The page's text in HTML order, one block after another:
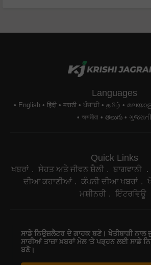
Languages
English हिंदी मराठी ਪੰਜਾਬੀ தமிழ்
অসমীয়া
తెలుగు ગુજરાતી
Quick Links
ਖਬਰਾਂ ਸੇਹਤ ਅਤੇ ਜੀਵਨ ਸ਼ੈਲੀ ਬਾਗਵਾਨੀ
ਦੀਆ ਕਹਾਣੀਆਂ
ਕੰਪਨੀ ਦੀਆ ਖਬਰਾਂ
ਮਸ਼ੀਨਰੀ
ਇੰਟਰਵਿਊ
ਸਾਡੇ ਨਿਉਜ਼ਲੈਟਰ ਦੇ ਗਾਹਕ ਬਣੋ। ਖੇਤੀਬਾੜੀ
ਸਾਰੀਆਂ ਤਾਜ਼ਾ ਖ਼ਬਰਾਂ ਮੇਲ 'ਤੇ ਪੜ੍ਹਨ ਲਈ ਸਾਡੇ
ਬਣੋ।